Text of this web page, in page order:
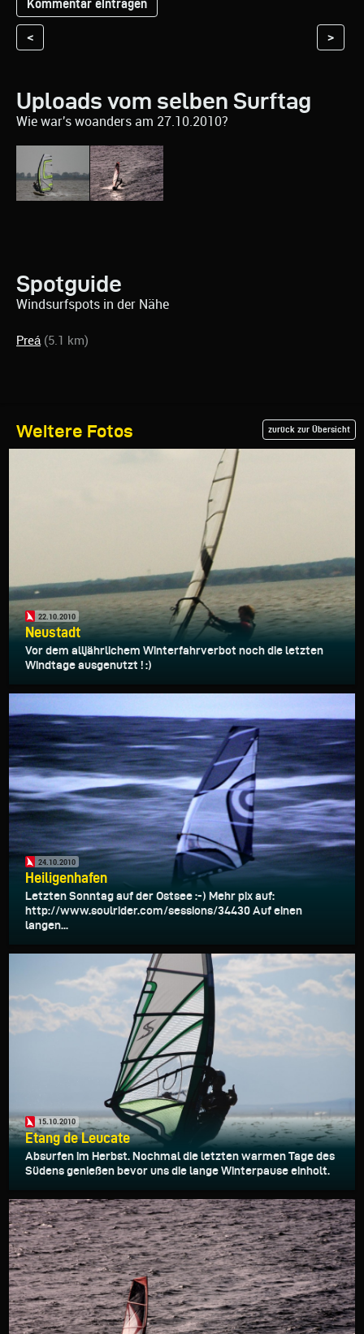
< >
Uploads vom selben Surftag
Wie war's woanders am 27.10.2010?
Spotguide
Windsurfspots in der Nähe
Preá (5.1 km)
Weitere Fotos zurück zur Übersicht
22.10.2010
Neustadt
Vor dem alljährlichem Winterfahrverbot noch die letzten
Windtage ausgenutzt ! :)
24.10.2010
Heiligenhafen
Letzten Sonntag auf der Ostsee :-) Mehr pix auf:
http://www.soulrider.com/sessions/34430 Auf einen
langen...
15.10.2010
Etang de Leucate
Absurfen im Herbst. Nochmal die letzten warmen Tage des
Südens genießen bevor uns die lange Winterpause einholt.